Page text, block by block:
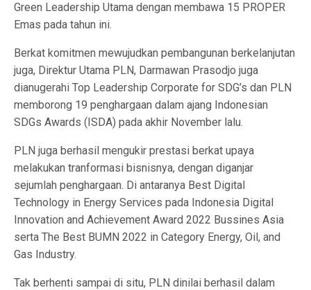
Green Leadership Utama dengan membawa 15 PROPER
Emas pada tahun ini.
Berkat komitmen mewujudkan pembangunan berkelanjutan
juga, Direktur Utama PLN, Darmawan Prasodjo juga
dianugerahi Top Leadership Corporate for SDG’s dan PLN
memborong 19 penghargaan dalam ajang Indonesian
SDGs Awards (ISDA) pada akhir November lalu.
PLN juga berhasil mengukir prestasi berkat upaya
melakukan tranformasi bisnisnya, dengan diganjar
sejumlah penghargaan. Di antaranya Best Digital
Technology in Energy Services pada Indonesia Digital
Innovation and Achievement Award 2022 Bussines Asia
serta The Best BUMN 2022 in Category Energy, Oil, and
Gas Industry.
Tak berhenti sampai di situ, PLN dinilai berhasil dalam